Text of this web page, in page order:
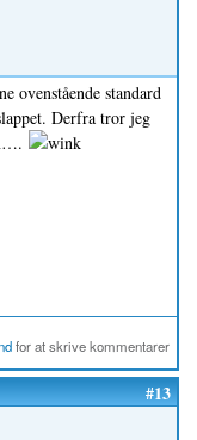
ovenstående standard
Derfra tror jeg
for at skrive kommentarer
#13